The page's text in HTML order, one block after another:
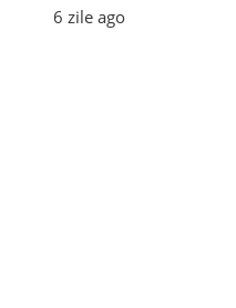
6 zile ago